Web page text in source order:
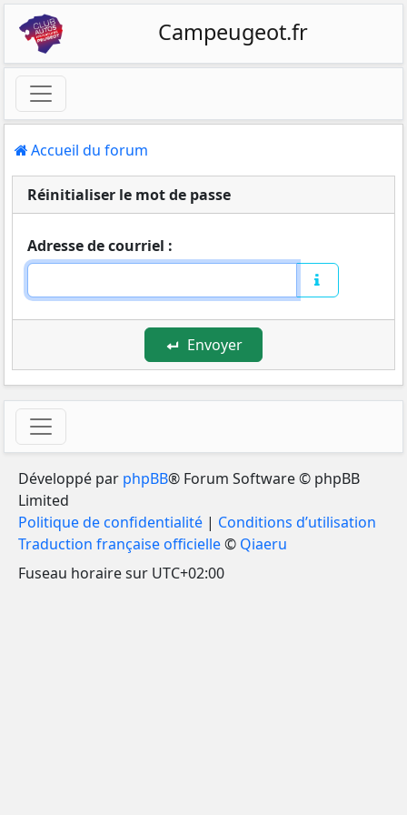
Campeugeot.fr
Accueil du forum
Réinitialiser le mot de passe
Adresse de courriel :
Envoyer
Développé par phpBB® Forum Software © phpBB
Limited
Politique de confidentialité | Conditions d’utilisation
Traduction française officielle© Qiaeru
Fuseau horaire sur UTC+02:00